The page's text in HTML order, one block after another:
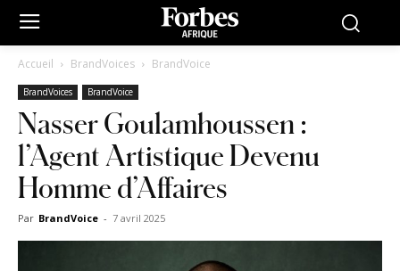
Accueil BrandVoices BrandVoice
BrandVoices BrandVoice
Nasser Goulamhoussen :
l’Agent Artistique Devenu
Homme d’Affaires
Par BrandVoice - 7 avril 2025